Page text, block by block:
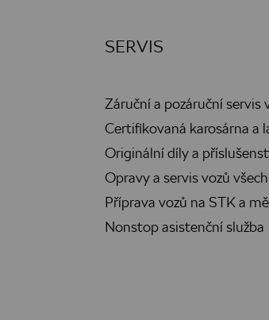
SERVIS
Záruční a pozáruční servis
Certifikovaná karosárna a
Originální díly a
Opravy a servis vozů
Příprava vozů na STK a
Nonstop asistenční služba